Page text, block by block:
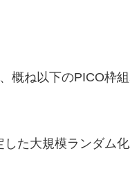
概ね以下のPICO枠
た大規模ランダム